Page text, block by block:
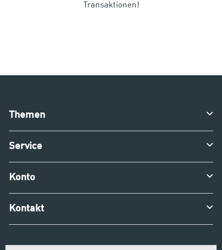
Transaktionen!
Themen
Service
Konto
Kontakt